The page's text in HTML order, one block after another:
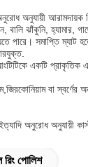
অনুযায়ী আরামদায়ক
বালি ঝাঁকুনি, হ্যামার,
পারে। সমাপ্তি ম্যাট
একটি প্রাকৃতিক
বা স্বর্ণের
অনুরোধ অনুযায়ী
রিং পোলিশ